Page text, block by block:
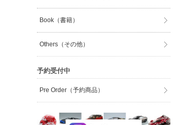
Book（書籍）
Others（その他）
予約受付中
Pre Order（予約商品）